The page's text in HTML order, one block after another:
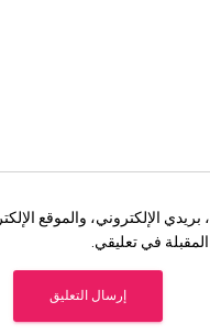
الإلكتروني، والموقع
في تعليقي.